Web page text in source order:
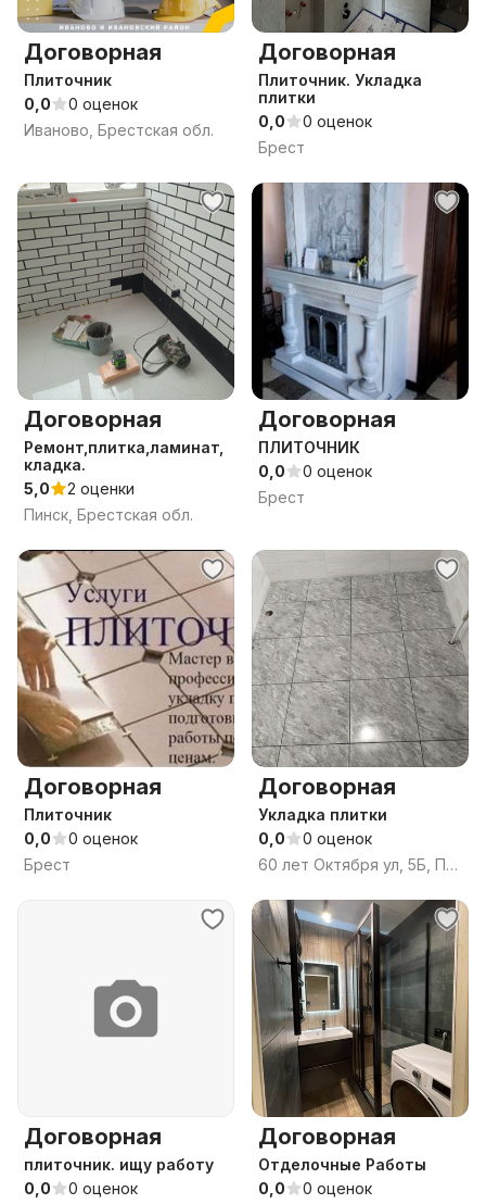
Договорная
Плиточник
0,0
0 оценок
Иваново, Брестская обл.
Договорная
Плиточник. Укладка
плитки
0,0
0 оценок
Брест
Договорная
Ремонт,плитка,ламинат,
кладка.
5,0
2 оценки
Пинск, Брестская обл.
Договорная
ПЛИТОЧНИК
0,0
0 оценок
Брест
Договорная
Плиточник
0,0
0 оценок
Брест
Договорная
Укладка плитки
0,0
0 оценок
60 лет Октября ул, 5Б, Пинск, Брестская область
Договорная
плиточник. ищу работу
0,0
0 оценок
Договорная
Отделочные Работы
0,0
0 оценок